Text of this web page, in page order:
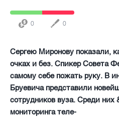
0 0
Сергею Миронову показали,
очках и без. Спикер Совета
самому себе пожать руку. В
Бруевича представили
сотрудников вуза. Среди них
мониторинга теле-